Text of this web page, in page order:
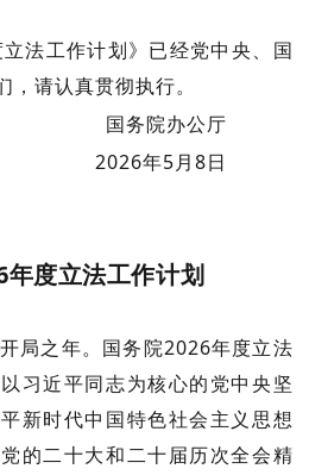
立法工作计划》已经党中央、国
请认真贯彻执行。
国务院办公厅
2026年5月8日
年度立法工作计划
局之年。国务院2026年度立法
习近平同志为核心的党中央坚
新时代中国特色社会主义思想
的二十大和二十届历次全会精